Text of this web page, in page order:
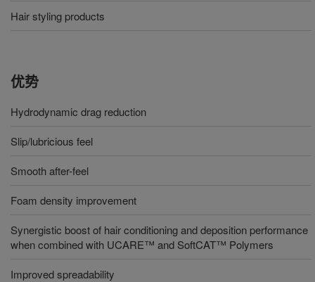
Hair styling products
优势
Hydrodynamic drag reduction
Slip/lubricious feel
Smooth after-feel
Foam density improvement
Synergistic boost of hair conditioning and deposition performance
when combined with UCARE™ and SoftCAT™ Polymers
Improved spreadability